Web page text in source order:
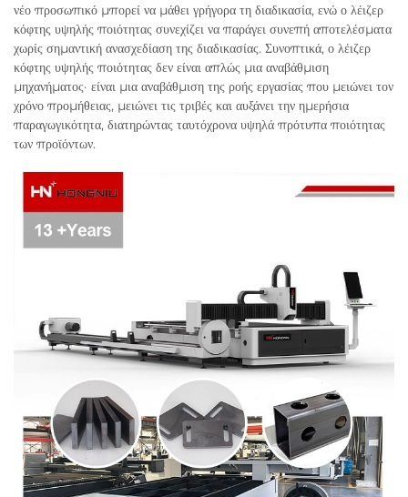
νέο προσωπικό μπορεί να μάθει γρήγορα τη διαδικασία, ενώ ο λέιζερ
κόφτης υψηλής ποιότητας συνεχίζει να παράγει συνεπή αποτελέσματα
χωρίς σημαντική ανασχεδίαση της διαδικασίας. Συνοπτικά, ο λέιζερ
κόφτης υψηλής ποιότητας δεν είναι απλώς μια αναβάθμιση
μηχανήματος· είναι μια αναβάθμιση της ροής εργασίας που μειώνει τον
χρόνο προμήθειας, μειώνει τις τριβές και αυξάνει την ημερήσια
παραγωγικότητα, διατηρώντας ταυτόχρονα υψηλά πρότυπα ποιότητας
των προϊόντων.